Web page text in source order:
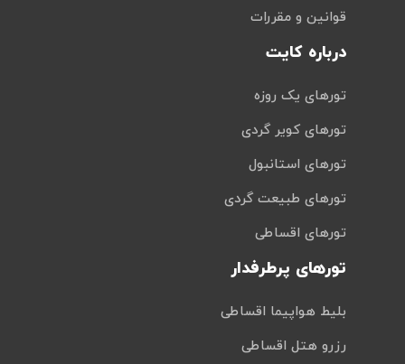
قوانین و مقررات
درباره کایت
تورهای یک روزه
تورهای کویر گردی
تورهای استانبول
تورهای طبیعت گردی
تورهای اقساطی
تورهای پرطرفدار
بلیط هواپیما اقساطی
رزرو هتل اقساطی